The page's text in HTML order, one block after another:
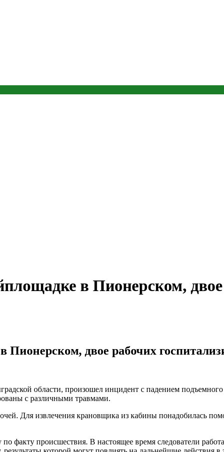
в Пионерском,
двое рабочих
области, произошел инцидент с падением подъемного
с различными травмами.
Для извлечения крановщика из кабины понадобилась
факту происшествия. В настоящее время следователи